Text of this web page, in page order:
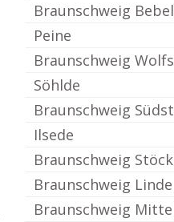
Braunschweig
Peine
Braunschweig
Söhlde
Braunschweig
Ilsede
Braunschweig
Braunschweig
Braunschweig